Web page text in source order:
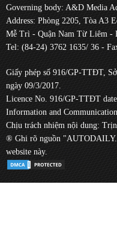
Governing body: A&D Media
Address: Phòng 2205, Tòa A3
Mễ Trì - Quận Nam Từ Liêm -
Tel: (84-24) 3762 1635/ 36 -
Giấy phép số 916/GP-TTĐT,
ngày 09/3/2017.
Licence No. 916/GP-TTĐT
Information and
Chịu trách nhiệm nội dung:
® Ghi rõ nguồn
website này.